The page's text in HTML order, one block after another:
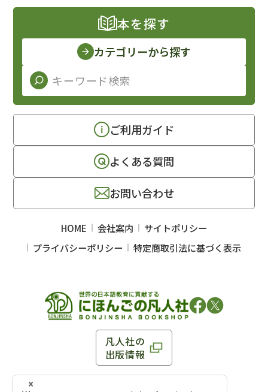
凡人社の
出版情報
〒102-0093 東京都千代田区平河町 1-3-13 8F
本を探す
カテゴリーから探す
ご利用ガイド
よくある質問
お問い合わせ
HOME 会社案内
サイトポリシー
プライバシーポリシー
特定商取引法に基づく表示